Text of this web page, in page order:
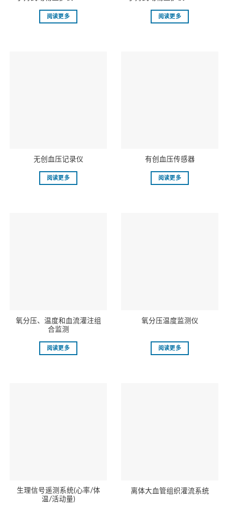
阅读更多 阅读更多
无创血压记录仪
阅读更多
有创血压传感器
阅读更多
氧分压、温度和血流灌注组
合监测
阅读更多
氧分压温度监测仪
阅读更多
生理信号遥测系统(心率/体
温/活动量)
离体大血管组织灌流系统